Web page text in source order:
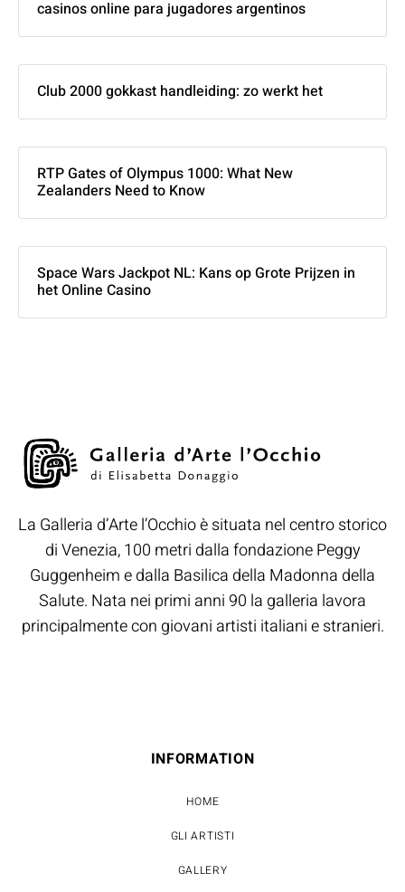
casinos online para jugadores argentinos
Club 2000 gokkast handleiding: zo werkt het
RTP Gates of Olympus 1000: What New
Zealanders Need to Know
Space Wars Jackpot NL: Kans op Grote Prijzen in
het Online Casino
La Galleria d’Arte l’Occhio è situata nel centro storico
di Venezia, 100 metri dalla fondazione Peggy
Guggenheim e dalla Basilica della Madonna della
Salute. Nata nei primi anni 90 la galleria lavora
principalmente con giovani artisti italiani e stranieri.
INFORMATION
HOME
GLI ARTISTI
GALLERY